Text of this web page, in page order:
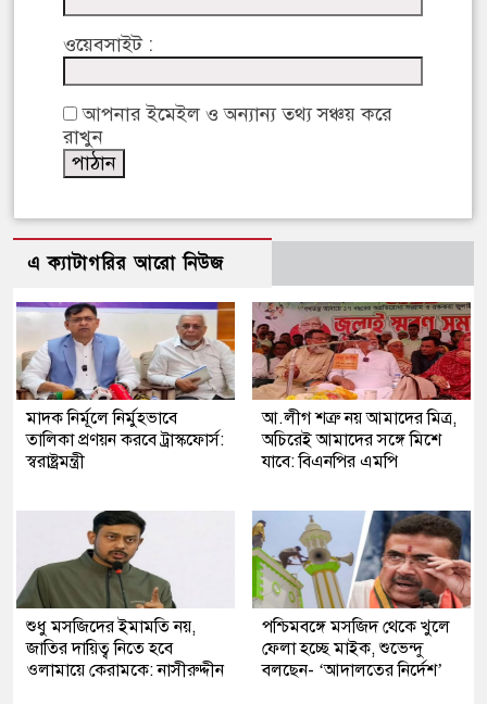
ওয়েবসাইট :
আপনার ইমেইল ও অন্যান্য তথ্য সঞ্চয় করে
রাখুন
এ ক্যাটাগরির আরো নিউজ
মাদক নির্মূলে নির্মুহভাবে
তালিকা প্রণয়ন করবে ট্রাস্কফোর্স:
স্বরাষ্ট্রমন্ত্রী
আ.লীগ শত্রু নয় আমাদের মিত্র,
অচিরেই আমাদের সঙ্গে মিশে
যাবে: বিএনপির এমপি
শুধু মসজিদের ইমামতি নয়,
জাতির দায়িত্ব নিতে হবে
ওলামায়ে কেরামকে: নাসীরুদ্দীন
পশ্চিমবঙ্গে মসজিদ থেকে খুলে
ফেলা হচ্ছে মাইক, শুভেন্দু
বলছেন- ‘আদালতের নির্দেশ’